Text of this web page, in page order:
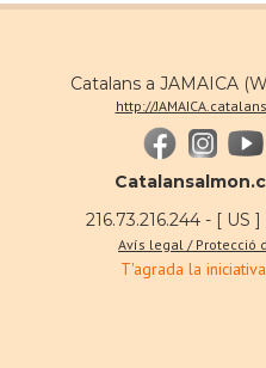
Catalans a JAMAICA
http://
216.73.216.244 - [ US ]
Avís legal / Protecció
T'agrada la